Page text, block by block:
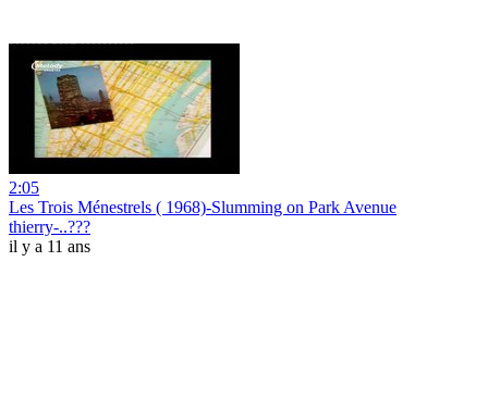
2:05
Les Trois Ménestrels ( 1968)-Slumming on Park Avenue
thierry-..???
il y a 11 ans